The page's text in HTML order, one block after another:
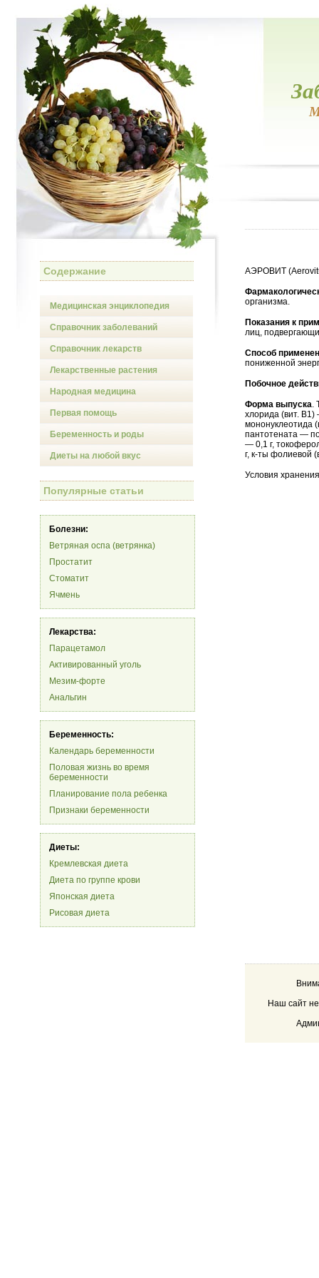
Содержание
Медицинская энциклопедия
Справочник заболеваний
Справочник лекарств
Лекарственные растения
Народная медицина
Первая помощь
Беременность и роды
Диеты на любой вкус
Популярные статьи
Болезни:
Ветряная оспа (ветрянка)
Простатит
Стоматит
Ячмень
Лекарства:
Парацетамол
Активированный уголь
Мезим-форте
Анальгин
Беременность:
Календарь беременности
Половая жизнь во время
беременности
Планирование пола ребенка
Признаки беременности
Диеты:
Кремлевская диета
Диета по группе крови
Японская диета
Рисовая диета
АЭРОВИТ
организма.
Показания к
лиц,
Способ
пониженной
Побочное
Форма выпуска.
хлорида (вит.
мононуклеотида
пантотената —
— 0,1 г,
г, к-ты фолиевой
Условия
Наш сайт